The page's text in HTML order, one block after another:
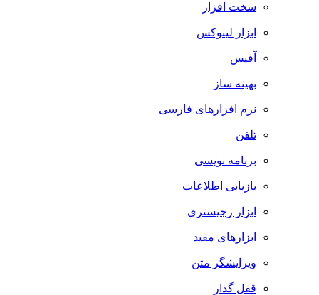
سخت افزار
ابزار لینوکس
آفیس
بهینه ساز
نرم افزارهای فارسی
تلفن
برنامه نویسی
بازیابی اطلاعات
ابزار رجیستری
ابزارهای مفید
ویرایشگر متن
قفل گذار